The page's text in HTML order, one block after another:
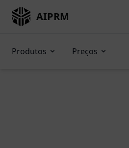
AIPRM
Produtos Preços